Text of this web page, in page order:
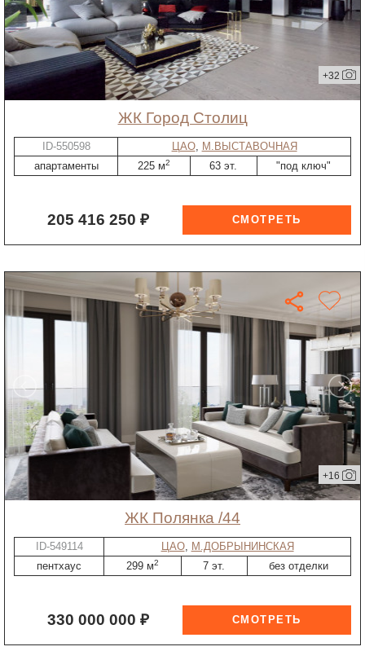
+32
ЖК Город Столиц
ID-550598 ЦАО, М.ВЫСТАВОЧНАЯ
апартаменты
225 м2 63 эт. "под ключ"
205 416 250 ₽
+16
ЖК Полянка /44
ID-549114 ЦАО, М.ДОБРЫНИНСКАЯ
пентхаус
299 м2 7 эт. без отделки
330 000 000 ₽